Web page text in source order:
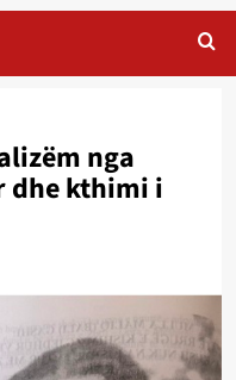
nga
dhe kthimi i